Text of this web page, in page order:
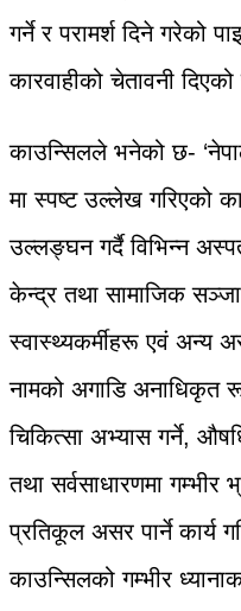
गर्ने र परामर्श दिने गरेको
कारवाहीको चेतावनी दिएको
काउन्सिलले भनेको छ-
मा स्पष्ट उल्लेख गरिएको
उल्लङ्घन गर्दै विभिन्न
केन्द्र तथा सामाजिक
स्वास्थ्यकर्मीहरू एवं अन्य
नामको अगाडि अनाधिकृत
चिकित्सा अभ्यास गर्ने,
तथा सर्वसाधारणमा गम्भीर
प्रतिकूल असर पार्ने कार्य
काउन्सिलको गम्भीर